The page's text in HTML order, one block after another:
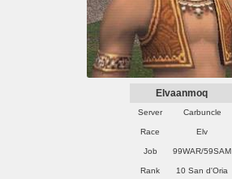
Elvaanmoq
Server Carbuncle
Race Elv
Job 99WAR/59SAM
Rank 10 San d'Oria